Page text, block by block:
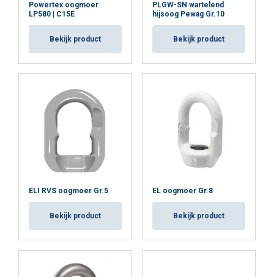
Powertex oogmoer
LP580 | C15E
Bekijk product
PLGW-SN wartelend
hijsoog Pewag Gr.10
Bekijk product
ELI RVS oogmoer Gr.5
Bekijk product
EL oogmoer Gr.8
Bekijk product
ALLES AFWIJZEN
DETAILS WEERGEVEN
Cookie Policy